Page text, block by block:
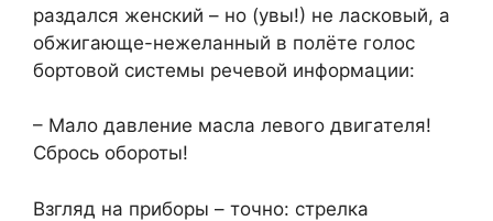
раздался женский – но (увы!) не ласковый, а
обжигающе-нежеланный в полёте голос
бортовой системы речевой информации:
– Мало давление масла левого двигателя!
Сбрось обороты!
Взгляд на приборы – точно: стрелка